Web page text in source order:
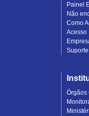
Painel
Não
Como
Acesso
Suporte
Órgãos